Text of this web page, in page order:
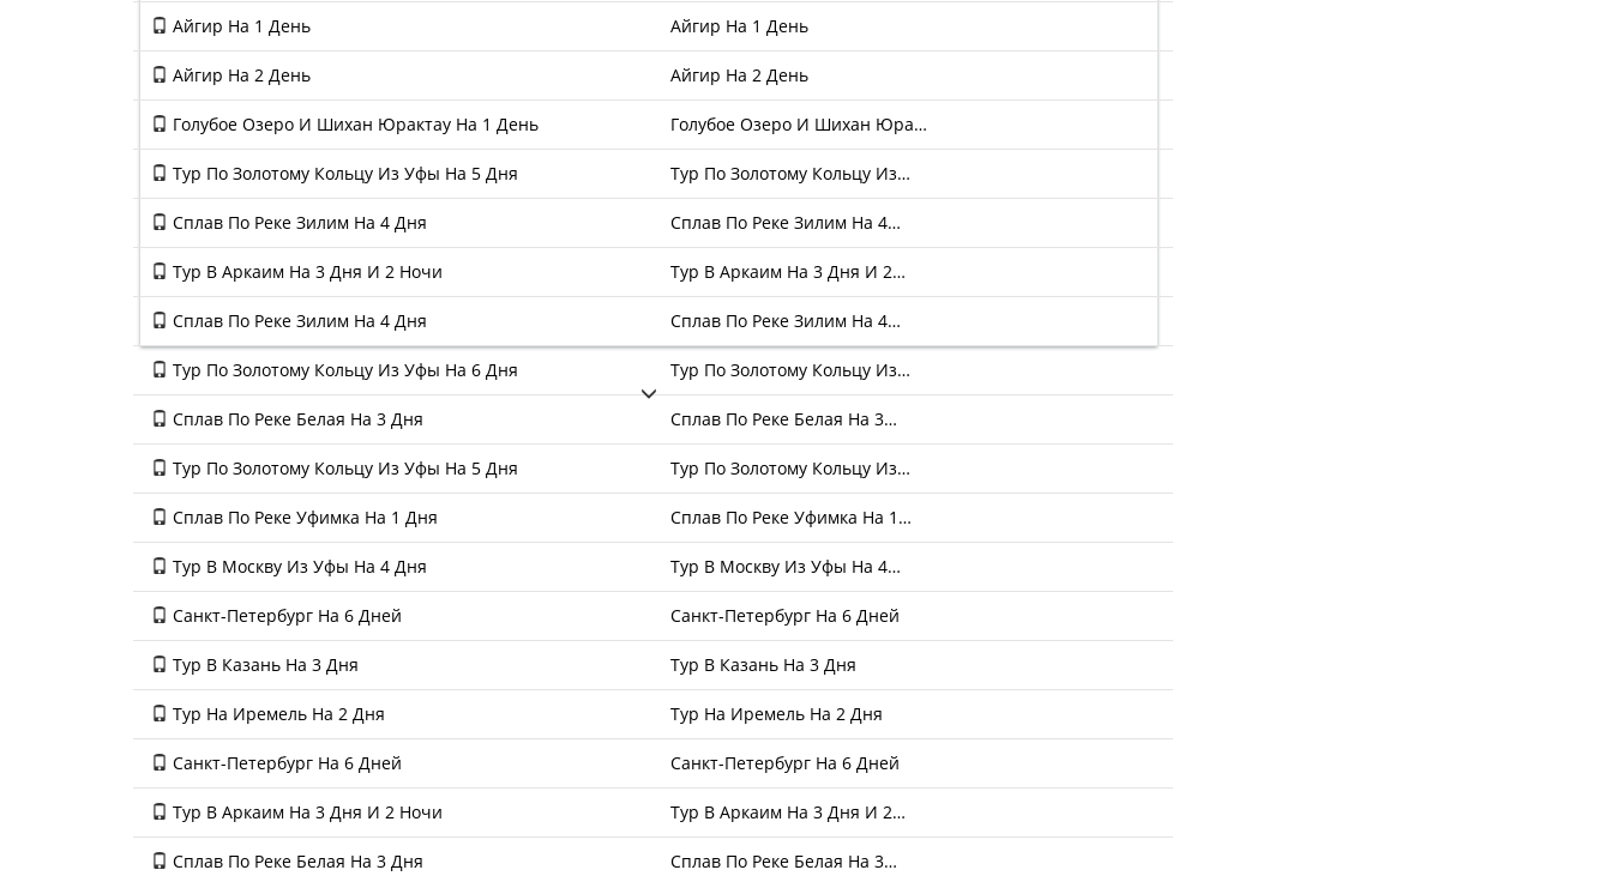
Айгир На 1 День Айгир На 1 День
Айгир На 2 День Айгир На 2 День
Голубое Озеро И Шихан Юрактау На 1 День Голубое Озеро И Шихан Юра…
Тур По Золотому Кольцу Из Уфы На 5 Дня Тур По Золотому Кольцу Из…
Сплав По Реке Зилим На 4 Дня Сплав По Реке Зилим На 4…
Тур В Аркаим На 3 Дня И 2 Ночи Тур В Аркаим На 3 Дня И 2…
Сплав По Реке Зилим На 4 Дня Сплав По Реке Зилим На 4…
Тур По Золотому Кольцу Из Уфы На 6 Дня Тур По Золотому Кольцу Из…
Сплав По Реке Белая На 3 Дня Сплав По Реке Белая На 3…
Тур По Золотому Кольцу Из Уфы На 5 Дня Тур По Золотому Кольцу Из…
Сплав По Реке Уфимка На 1 Дня Сплав По Реке Уфимка На 1…
Тур В Москву Из Уфы На 4 Дня Тур В Москву Из Уфы На 4…
Санкт-Петербург На 6 Дней Санкт-Петербург На 6 Дней
Тур В Казань На 3 Дня Тур В Казань На 3 Дня
Тур На Иремель На 2 Дня Тур На Иремель На 2 Дня
Санкт-Петербург На 6 Дней Санкт-Петербург На 6 Дней
Тур В Аркаим На 3 Дня И 2 Ночи Тур В Аркаим На 3 Дня И 2…
Сплав По Реке Белая На 3 Дня Сплав По Реке Белая На 3…